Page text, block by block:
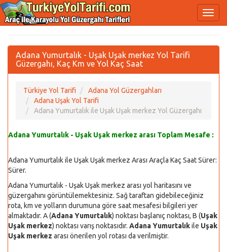
Adana Yumurtalık - Uşak Uşak merkez Yol Tarifi
Güzergahı, Kaç Km ve Yol Kaç Saat
Türkiye Yol Tarifi
Adana Yol Güzergahları
Adana Uşak Yol Tarifi
Adana Yumurtalık ile Uşak Uşak merkez Yol Güzergahı
Adana Yumurtalık - Uşak Uşak merkez arası Toplam Mesafe :
Adana Yumurtalık ile Uşak Uşak merkez Arası Araçla Kaç Saat Sürer:
Sürer.
Adana Yumurtalık - Uşak Uşak merkez arası yol haritasını ve
güzergahını görüntülemektesiniz. Sağ taraftan gidebileceğiniz
rota, km ve yolların durumuna göre saat mesafesi bilgileri yer
almaktadır. A (Adana Yumurtalık) noktası başlanıç noktası, B (Uşak
Uşak merkez) noktası varış noktasıdır. Adana Yumurtalıkile Uşak
Uşak merkez arası önerilen yol rotası da verilmiştir.